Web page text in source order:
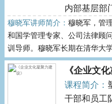
内部基层部
穆晓军讲师简介： 穆晓军，管
和国学管理专家、公司法律顾
训导师。穆晓军长期在清华大
《企业文
课程简介：
干部和员工